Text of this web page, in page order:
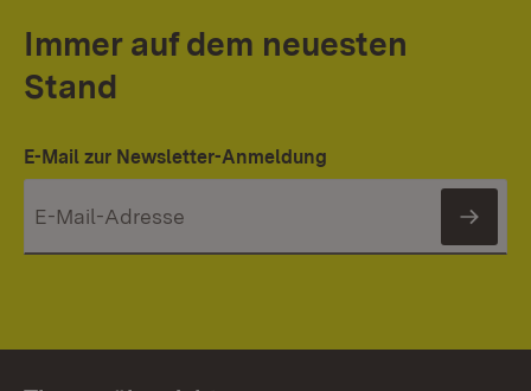
Immer auf dem neuesten
Stand
E-Mail zur Newsletter-Anmeldung